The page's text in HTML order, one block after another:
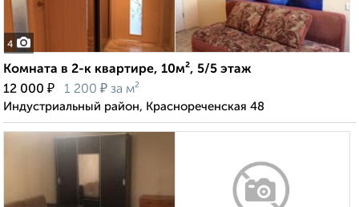
4
Комната в 2-к квартире, 10м², 5/5 этаж
12 000 ₽ 1 200 ₽ за м²
Индустриальный район, Краснореченская 48